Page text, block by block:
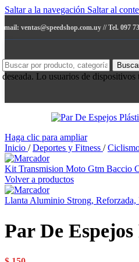
Saltar a la navegación Saltar al
mail: ventas@speedshop.com.uy // Tel. 097
deseada. Lo usuarios de
Haga clic para ampliar
Inicio / Deportes y Fitness /
Kit Transmision Moto Gtm Baccio
Volver a productos
Llanta Aluminio Strong,
Par De